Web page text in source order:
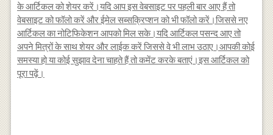
के आर्टिकल को शेयर करें।यदि आप इस वेबसाइट पर पहली बार आए हैं तो
वेबसाइट को फॉलो करें और ईमेल सब्सक्रिप्शन को भी फॉलो करें।जिससे नए
आर्टिकल का नोटिफिकेशन आपको मिल सके।यदि आर्टिकल पसन्द आए तो
अपने मित्रों के साथ शेयर और लाईक करें जिससे वे भी लाभ उठाए।आपकी कोई
समस्या हो या कोई सुझाव देना चाहते हैं तो कमेंट करके बताएं।इस आर्टिकल को
पूरा पढ़ें।